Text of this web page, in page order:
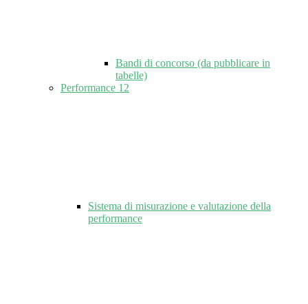
Bandi di concorso (da pubblicare in
tabelle)
Performance 12
Sistema di misurazione e valutazione della
performance